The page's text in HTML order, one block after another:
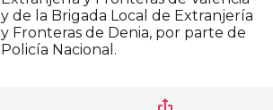
y de la Brigada Local de Extranjería
y Fronteras de Denia, por parte de
Policía Nacional.